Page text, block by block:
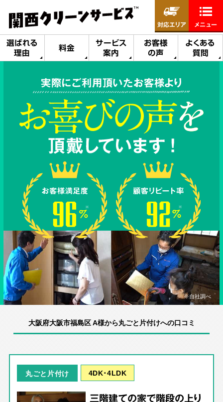
選ばれる
理由
料金
サービス
案内
お客様
の声
よくある
質問
対応エリア メニュー
実際にご利用頂いたお客様より
※自社調べ
大阪府大阪市福島区 A様から丸ごと片付けへの口コミ
丸ごと片付け 4DK･4LDK
三階建ての家で階段の上り